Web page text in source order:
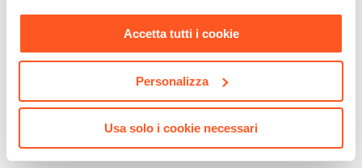
nostraCookie Policy.
Accetta tutti i cookie
Personalizza
Usa solo i cookie necessari
Ø 5,2 cm
Materiale
CODICE:SUN-PI4
portascopino vetro bianco e
€ 26,00
CODICE:SUN-PI2
Piantana portasciugamani
in vetro bianco e acciaio
€ 24,00